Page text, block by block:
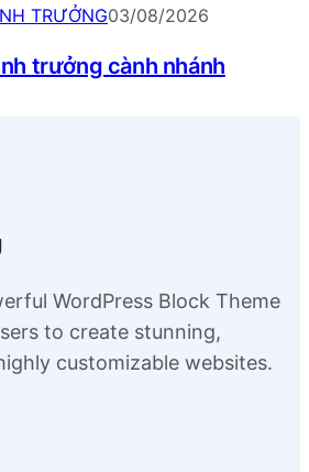
TRƯỞNG03/08/2026
trưởng cành nhánh
WordPress Block Theme
to create stunning,
customizable websites.